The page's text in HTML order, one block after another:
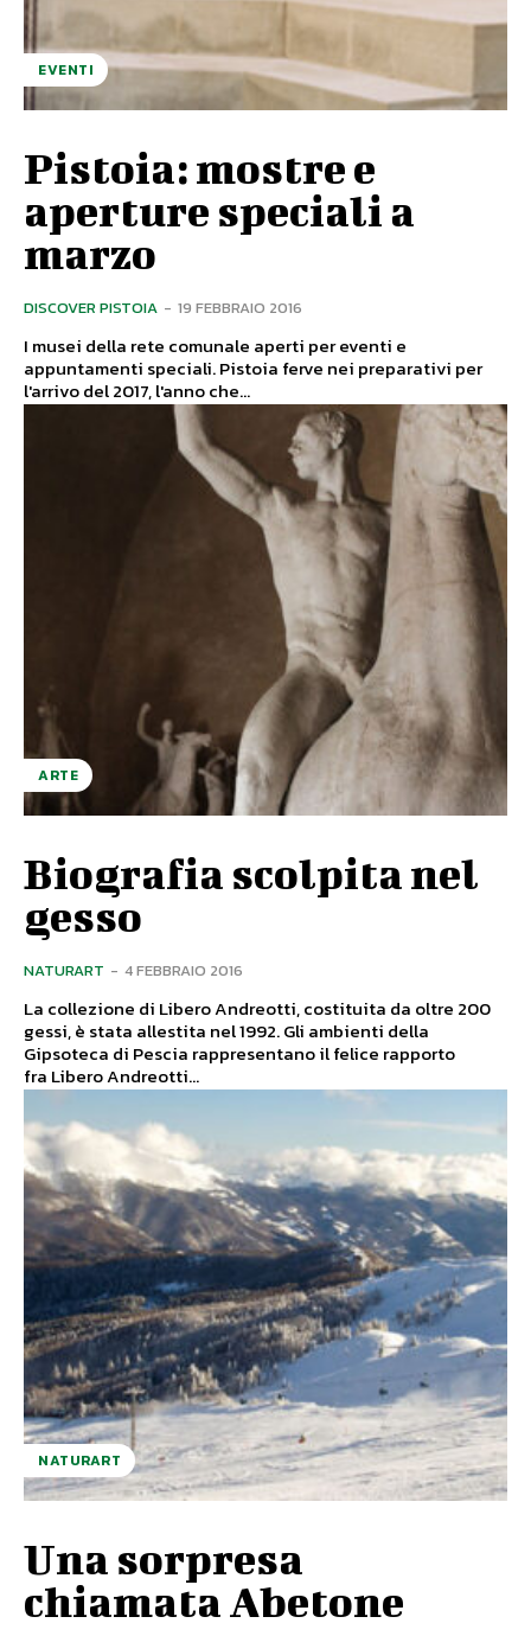
EVENTI
Pistoia: mostre e
aperture speciali a
marzo
DISCOVER PISTOIA - 19 FEBBRAIO 2016
I musei della rete comunale aperti per eventi e
appuntamenti speciali. Pistoia ferve nei preparativi per
l'arrivo del 2017, l'anno che...
ARTE
Biografia scolpita nel
gesso
NATURART - 4 FEBBRAIO 2016
La collezione di Libero Andreotti, costituita da oltre 200
gessi, è stata allestita nel 1992. Gli ambienti della
Gipsoteca di Pescia rappresentano il felice rapporto
fra Libero Andreotti...
NATURART
Una sorpresa
chiamata Abetone